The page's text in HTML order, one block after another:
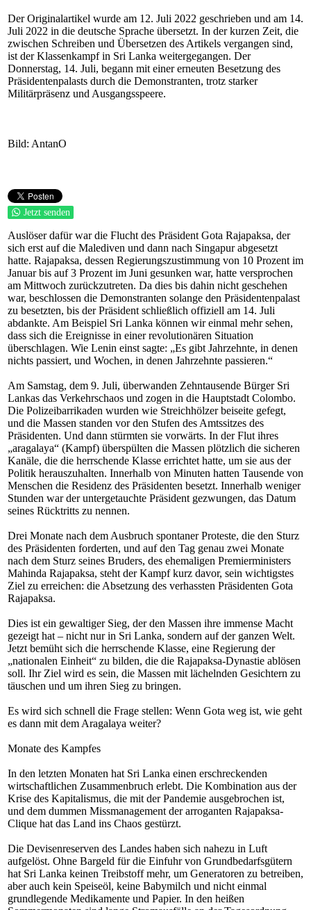
Der Originalartikel wurde am 12. Juli 2022 geschrieben und am 14.
Juli 2022 in die deutsche Sprache übersetzt. In der kurzen Zeit, die
zwischen Schreiben und Übersetzen des Artikels vergangen sind,
ist der Klassenkampf in Sri Lanka weitergegangen. Der
Donnerstag, 14. Juli, begann mit einer erneuten Besetzung des
Präsidentenpalasts durch die Demonstranten, trotz starker
Militärpräsenz und Ausgangsspeere.
Bild: AntanO
Jetzt senden
Auslöser dafür war die Flucht des Präsident Gota Rajapaksa, der
sich erst auf die Malediven und dann nach Singapur abgesetzt
hatte. Rajapaksa, dessen Regierungszustimmung von 10 Prozent im
Januar bis auf 3 Prozent im Juni gesunken war, hatte versprochen
am Mittwoch zurückzutreten. Da dies bis dahin nicht geschehen
war, beschlossen die Demonstranten solange den Präsidentenpalast
zu besetzten, bis der Präsident schließlich offiziell am 14. Juli
abdankte. Am Beispiel Sri Lanka können wir einmal mehr sehen,
dass sich die Ereignisse in einer revolutionären Situation
überschlagen. Wie Lenin einst sagte: „Es gibt Jahrzehnte, in denen
nichts passiert, und Wochen, in denen Jahrzehnte passieren.“
Am Samstag, dem 9. Juli, überwanden Zehntausende Bürger Sri
Lankas das Verkehrschaos und zogen in die Hauptstadt Colombo.
Die Polizeibarrikaden wurden wie Streichhölzer beiseite gefegt,
und die Massen standen vor den Stufen des Amtssitzes des
Präsidenten. Und dann stürmten sie vorwärts. In der Flut ihres
„aragalaya“ (Kampf) überspülten die Massen plötzlich die sicheren
Kanäle, die die herrschende Klasse errichtet hatte, um sie aus der
Politik herauszuhalten. Innerhalb von Minuten hatten Tausende von
Menschen die Residenz des Präsidenten besetzt. Innerhalb weniger
Stunden war der untergetauchte Präsident gezwungen, das Datum
seines Rücktritts zu nennen.
Drei Monate nach dem Ausbruch spontaner Proteste, die den Sturz
des Präsidenten forderten, und auf den Tag genau zwei Monate
nach dem Sturz seines Bruders, des ehemaligen Premierministers
Mahinda Rajapaksa, steht der Kampf kurz davor, sein wichtigstes
Ziel zu erreichen: die Absetzung des verhassten Präsidenten Gota
Rajapaksa.
Dies ist ein gewaltiger Sieg, der den Massen ihre immense Macht
gezeigt hat – nicht nur in Sri Lanka, sondern auf der ganzen Welt.
Jetzt bemüht sich die herrschende Klasse, eine Regierung der
„nationalen Einheit“ zu bilden, die die Rajapaksa-Dynastie ablösen
soll. Ihr Ziel wird es sein, die Massen mit lächelnden Gesichtern zu
täuschen und um ihren Sieg zu bringen.
Es wird sich schnell die Frage stellen: Wenn Gota weg ist, wie geht
es dann mit dem Aragalaya weiter?
Monate des Kampfes
In den letzten Monaten hat Sri Lanka einen erschreckenden
wirtschaftlichen Zusammenbruch erlebt. Die Kombination aus der
Krise des Kapitalismus, die mit der Pandemie ausgebrochen ist,
und dem dummen Missmanagement der arroganten Rajapaksa-
Clique hat das Land ins Chaos gestürzt.
Die Devisenreserven des Landes haben sich nahezu in Luft
aufgelöst. Ohne Bargeld für die Einfuhr von Grundbedarfsgütern
hat Sri Lanka keinen Treibstoff mehr, um Generatoren zu betreiben,
aber auch kein Speiseöl, keine Babymilch und nicht einmal
grundlegende Medikamente und Papier. In den heißen